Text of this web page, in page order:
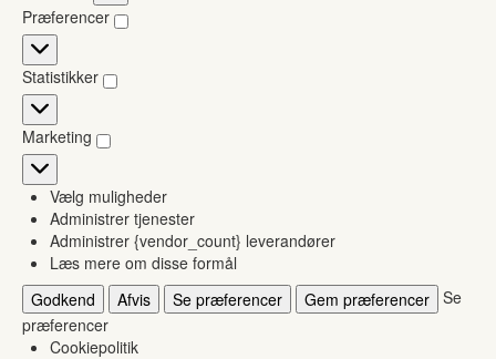
Præferencer
Præferencer
Statistikker
Statistikker
Marketing
Marketing
Vælg muligheder
Administrer tjenester
Administrer {vendor_count} leverandører
Læs mere om disse formål
Godkend
Afvis Se præferencer Gem præferencer Se
præferencer
Cookiepolitik